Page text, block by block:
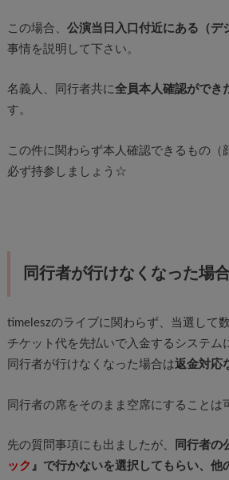
この場合、 公演当日入口付近にある（デ
事情を説明して下さい。
名義人、同行者共に全員本人確認ができ
す。
この件に関わらず本人確認できるもの（
必ず持参しましょう☆
同行者が行けなくなった場
timeleszのライブに関わらず、当選して
チケット代を先払いで入金するシステム
同行者が行けなくなった場合は返金対応
同行者の席をそのまま空席にすることは
先の質問事項にも出ましたが、 同行者の
ック 』で行かないを選択してもらい、他